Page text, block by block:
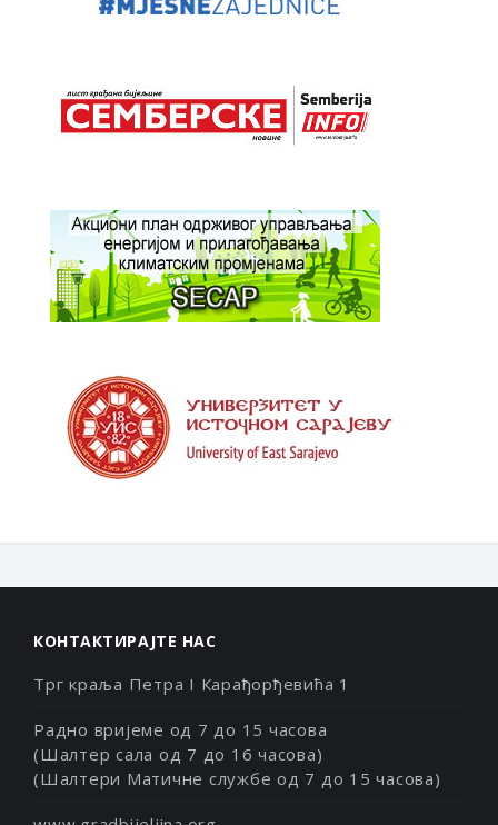
КОНТАКТИРАЈТЕ НАС
Трг краља Петра I Карађорђевића 1
Радно вријеме од 7 до 15 часова
(Шалтер сала од 7 до 16 часова)
(Шалтери Матичне службе од 7 до 15 часова)